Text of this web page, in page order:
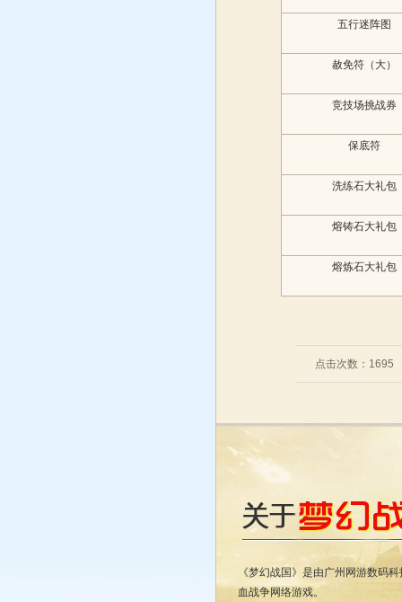
五行迷阵图
赦免符（大）
竞技场挑战券
保底符
洗练石大礼包
熔铸石大礼包
熔炼石大礼包
点击次数： 1695
《梦幻战国》是由广州网游数码
血战争网络游戏。